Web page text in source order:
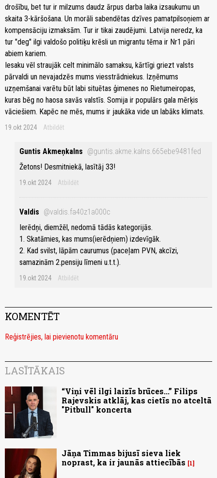
drošību, bet tur ir milzums daudz ārpus darba laika izsaukumu un
skaita 3-kāršošana. Un morāli sabendētas dzīves pamatpilsoņiem ar
kompensāciju izmaksām. Tur ir tikai zaudējumi. Latvija neredz, ka
tur "deg" ilgi valdošo politiķu krēsli un migrantu tēma ir Nr1 pāri
abiem kariem.
Iesaku vēl straujāk celt minimālo samaksu, kārtīgi griezt valsts
pārvaldi un nevajadzēs mums viesstrādniekus. Izņēmums
uzņemšanai varētu būt labi situētas ģimenes no Rietumeiropas,
kuras bēg no haosa savās valstīs. Somija ir populārs gala mērķis
vāciešiem. Kapēc ne mēs, mums ir jaukāka vide un labāks klimats.
19.okt 2024 Atbildēt
Guntis Akmeņkalns @guntis.akme.kalns.665ebe9481fed
Žetons! Desmitniekā, lasītāj 33!
19.okt 2024 Atbildēt
Valdis @valdis.fa40z1a000c
Ierēdņi, diemžēl, nedomā tādās kategorijās.
1. Skatāmies, kas mums(ierēdņiem) izdevīgāk.
2. Kad svilst, lāpām caurumus (paceļam PVN, akcīzi,
samazinām 2.pensiju līmeni u.t.t.).
19.okt 2024 Atbildēt
KOMENTĒT
Reģistrējies, lai pievienotu komentāru
LASĪTĀKAIS
“Viņi vēl ilgi laizīs brūces...” Filips
Rajevskis atklāj, kas cietīs no atceltā
"Pitbull" koncerta
Jāņa Timmas bijusī sieva liek
noprast, ka ir jaunās attiecībās
1